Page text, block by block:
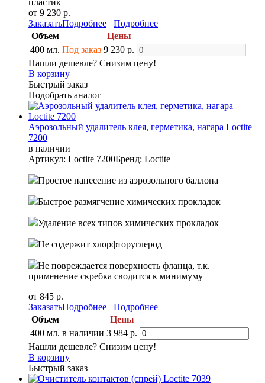
от 9 230 р.
ЗаказатьПодробнее
Подробнее
Объем
Цены
400 мл. Под заказ 9 230 р.
Нашли дешевле? Снизим цену!
В корзину
Быстрый заказ
Подобрать аналог
Аэрозольный удалитель клея, герметика, нагара Loctite
7200
в наличии
Артикул: Loctite 7200Бренд: Loctite
Простое нанесение из аэрозольного баллона
Быстрое размягчение химических прокладок
Удаление всех типов химических прокладок
Не содержит хлорфторуглерод
Не повреждается поверхность фланца, т.к.
применение скребка сводится к минимуму
от 845 р.
ЗаказатьПодробнее
Подробнее
Объем
Цены
400 мл. в наличии 3 984 р.
Нашли дешевле? Снизим цену!
В корзину
Быстрый заказ